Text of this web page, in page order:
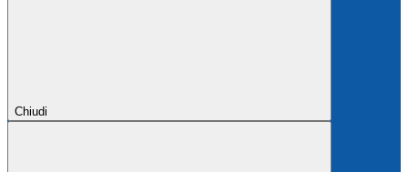
Chiudi